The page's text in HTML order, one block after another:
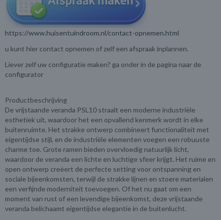
https://www.huisentuindroom.nl/contact-opnemen.html
u kunt hier contact opnemen of zelf een afspraak inplannen.
Liever zelf uw configuratie maken? ga onder in de pagina naar de
configurator
Productbeschrijving
De vrijstaande veranda PSL10 straalt een moderne industriële
esthetiek uit, waardoor het een opvallend kenmerk wordt in elke
buitenruimte. Het strakke ontwerp combineert functionaliteit met
eigentijdse stijl, en de industriële elementen voegen een robuuste
charme toe. Grote ramen bieden overvloedig natuurlijk licht,
waardoor de veranda een lichte en luchtige sfeer krijgt. Het ruime en
open ontwerp creëert de perfecte setting voor ontspanning en
sociale bijeenkomsten, terwijl de strakke lijnen en stoere materialen
een verfijnde moderniteit toevoegen. Of het nu gaat om een
moment van rust of een levendige bijeenkomst, deze vrijstaande
veranda belichaamt eigentijdse elegantie in de buitenlucht.